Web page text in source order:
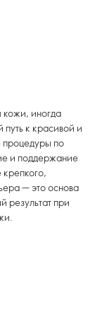
кожи, иногда
к красивой и
по
и поддержание
— это основа
при